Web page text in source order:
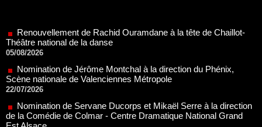
05/08/2026
Nomination de Jérôme Montchal à la direction du Phénix,
Scène nationale de Valenciennes Métropole
22/07/2026
Nomination de Servane Ducorps et Mikaël Serre à la direction
de la Comédie de Colmar - Centre Dramatique National Grand
Est Alsace
07/07/2026